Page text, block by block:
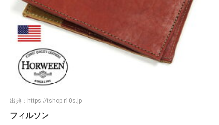
出典： https://tshop.r10s.jp
フィルソン